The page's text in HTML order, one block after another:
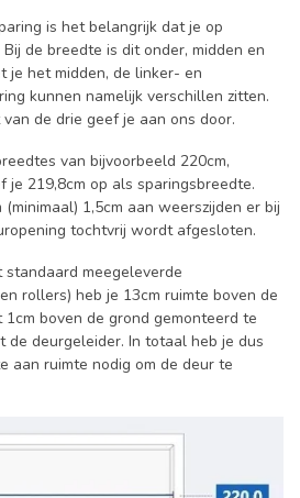
is het belangrijk dat je op
de breedte is dit onder, midden en
je het midden, de linker- en
kunnen namelijk verschillen zitten.
de drie geef je aan ons door.
van bijvoorbeeld 220cm,
je 219,8cm op als sparingsbreedte.
1,5cm aan weerszijden er bij
tochtvrij wordt afgesloten.
meegeleverde
rollers) heb je 13cm ruimte boven de
boven de grond gemonteerd te
de deurgeleider. In totaal heb je dus
aan ruimte nodig om de deur te